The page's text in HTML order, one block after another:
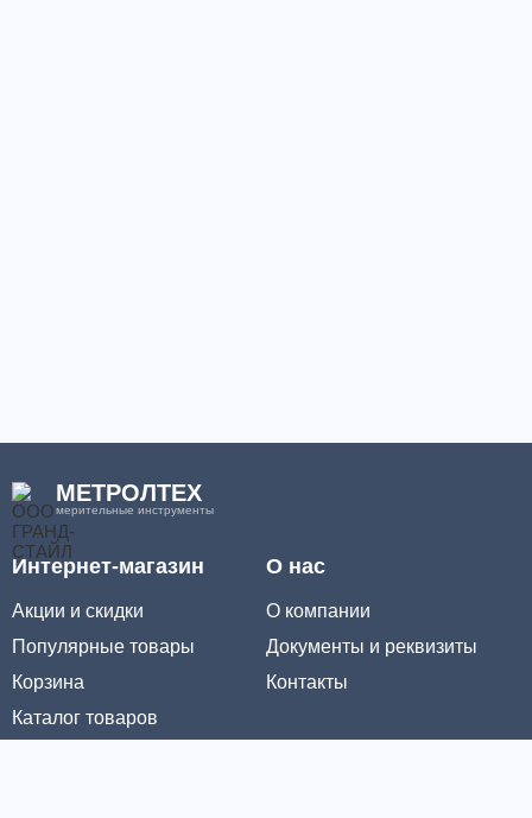
МЕТРОЛТЕХ
мерительные инструменты
Интернет-магазин
Акции и скидки
Популярные товары
Корзина
Каталог товаров
О нас
О компании
Документы и реквизиты
Контакты